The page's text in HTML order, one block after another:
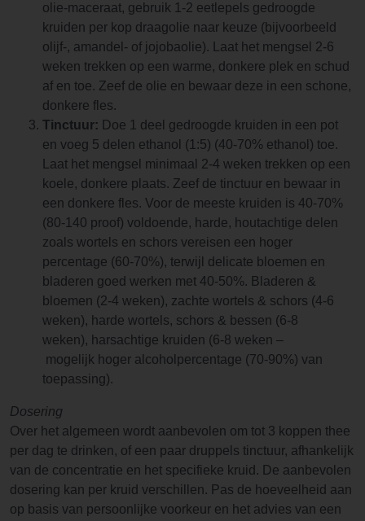
olie-maceraat, gebruik 1-2 eetlepels gedroogde
kruiden per kop draagolie naar keuze (bijvoorbeeld
olijf-, amandel- of jojobaolie). Laat het mengsel 2-6
weken trekken op een warme, donkere plek en schud
af en toe. Zeef de olie en bewaar deze in een schone,
donkere fles.
Tinctuur: Doe 1 deel gedroogde kruiden in een pot
en voeg 5 delen ethanol (1:5) (40-70% ethanol) toe.
Laat het mengsel minimaal 2-4 weken trekken op een
koele, donkere plaats. Zeef de tinctuur en bewaar in
een donkere fles. Voor de meeste kruiden is 40-70%
(80-140 proof) voldoende, harde, houtachtige delen
zoals wortels en schors vereisen een hoger
percentage (60-70%), terwijl delicate bloemen en
bladeren goed werken met 40-50%. Bladeren &
bloemen (2-4 weken), zachte wortels & schors (4-6
weken), harde wortels, schors & bessen (6-8
weken), harsachtige kruiden (6-8 weken –
mogelijk hoger alcoholpercentage (70-90%) van
toepassing).
Dosering
Over het algemeen wordt aanbevolen om tot 3 koppen thee
per dag te drinken, of een paar druppels tinctuur, afhankelijk
van de concentratie en het specifieke kruid. De aanbevolen
dosering kan per kruid verschillen. Pas de hoeveelheid aan
op basis van persoonlijke voorkeur en het advies van een